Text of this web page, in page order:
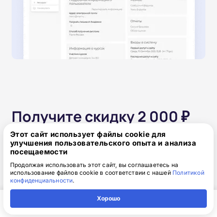
Получите скидку 2 000 ₽
при оплате сегодня!
Одним платежом
от 15 850 ₽ 17 850 ₽
Этот сайт использует файлы cookie для
улучшения пользовательского опыта и анализа
посещаемости
Продолжая использовать этот сайт, вы соглашаетесь на
использование файлов cookie в соответствии с нашей Политикой
конфиденциальности.
Хорошо